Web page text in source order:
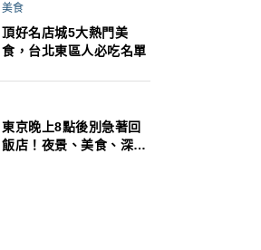
美食
頂好名店城5大熱門美
食，台北東區人必吃名單
東京晚上8點後別急著回
飯店！夜景、美食、深夜